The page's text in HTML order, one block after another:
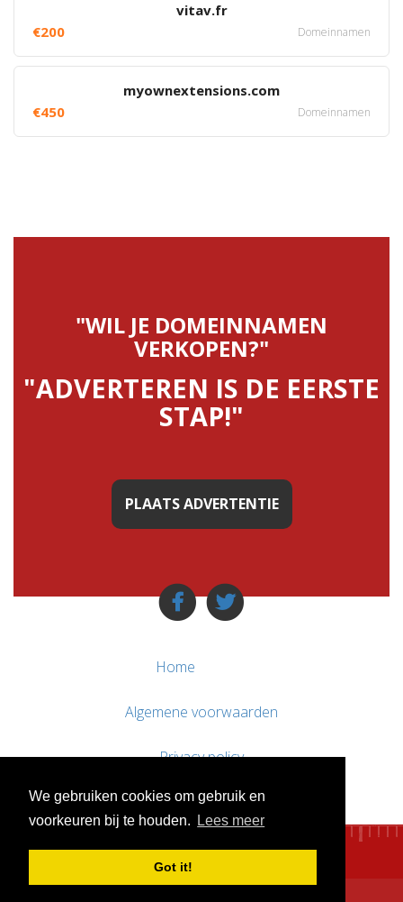
We gebruiken cookies om gebruik en
voorkeuren bij te houden.
Lees meer
Got it!
vitav.fr
€200
Domeinnamen
myownextensions.com
€450
Domeinnamen
"WIL JE DOMEINNAMEN
VERKOPEN?"
"ADVERTEREN IS DE EERSTE
STAP!"
PLAATS ADVERTENTIE
Home
Algemene voorwaarden
Privacy policy
Contact / Support